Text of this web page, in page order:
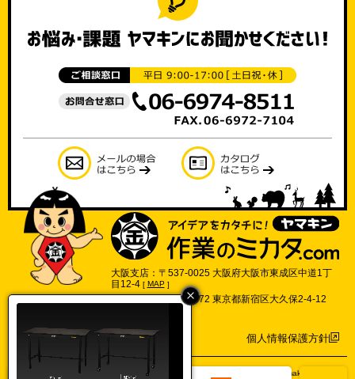
大阪支店：〒537-0025 大阪府大阪市東成区中道1丁
目12-4 [ MAP]
東京支店：〒169-0072 東京都新宿区大久保2-4-12
個人情報保護方針
©2017 Yamakin Co.,Ltd.